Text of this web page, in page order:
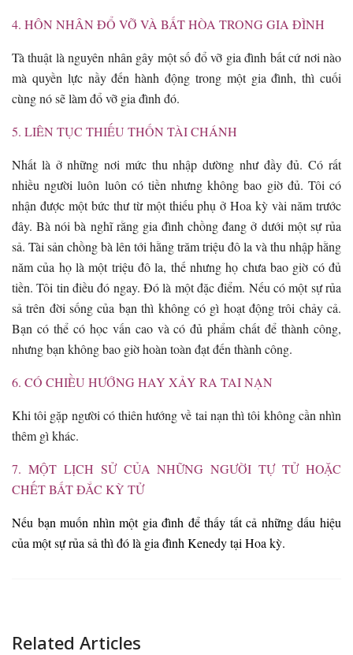
4. HÔN NHÂN ĐỔ VỠ VÀ BẤT HÒA TRONG GIA ĐÌNH
Tà thuật là nguyên nhân gây một số đổ vỡ gia đình bất cứ nơi nào
mà quyền lực nầy đến hành động trong một gia đình, thì cuối
cùng nó sẽ làm đổ vỡ gia đình đó.
5. LIÊN TỤC THIẾU THỐN TÀI CHÁNH
Nhất là ở những nơi mức thu nhập dường như đầy đủ. Có rất
nhiều người luôn luôn có tiền nhưng không bao giờ đủ. Tôi có
nhận được một bức thư từ một thiếu phụ ở Hoa kỳ vài năm trước
đây. Bà nói bà nghĩ rằng gia đình chồng đang ở dưới một sự rủa
sả. Tài sản chồng bà lên tới hằng trăm triệu đô la và thu nhập hằng
năm của họ là một triệu đô la, thế nhưng họ chưa bao giờ có đủ
tiền. Tôi tin điều đó ngay. Đó là một đặc điểm. Nếu có một sự rủa
sả trên đời sống của bạn thì không có gì hoạt động trôi chảy cả.
Bạn có thể có học vấn cao và có đủ phẩm chất để thành công,
nhưng bạn không bao giờ hoàn toàn đạt đến thành công.
6. CÓ CHIỀU HƯỚNG HAY XẢY RA TAI NẠN
Khi tôi gặp người có thiên hướng về tai nạn thì tôi không cần nhìn
thêm gì khác.
7. MỘT LỊCH SỬ CỦA NHỮNG NGƯỜI TỰ TỬ HOẶC
CHẾT BẤT ĐẮC KỲ TỬ
Nếu bạn muốn nhìn một gia đình để thấy tất cả những dấu hiệu
của một sự rủa sả thì đó là gia đình Kenedy tại Hoa kỳ.
Related Articles